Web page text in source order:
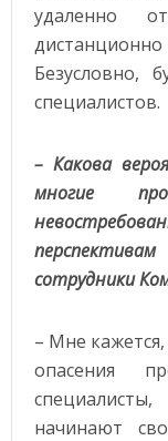
удаленно
Безусловно,
специалистов.
– Какова
многие
сотрудники
– Мне
опасения
начинают